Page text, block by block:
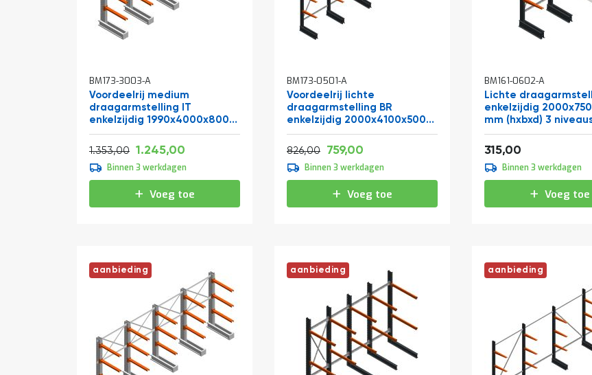
BM173-3003-A
Voordeelrij medium
draagarmstelling IT
enkelzijdig 1990x4000x800
mm (hxbxd) 3 niveaus
Normale prijs
1.353,00 1.637,13
Vanaf
1.245,00
Binnen 3 werkdagen
Voeg toe
BM173-0501-A
Voordeelrij lichte
draagarmstelling BR
enkelzijdig 2000x4100x500
mm (hxbxd) 3 niveaus
Normale prijs
826,00 999,46
Vanaf
759,00
Binnen 3 werkdagen
Voeg toe
BM161-0602-A
Lichte
enkelzijdig
mm (hxbxd) 3
beginsectie
Vanaf
315,00
Binnen 3 werkdagen
Voeg toe
aanbieding aanbieding aanbieding